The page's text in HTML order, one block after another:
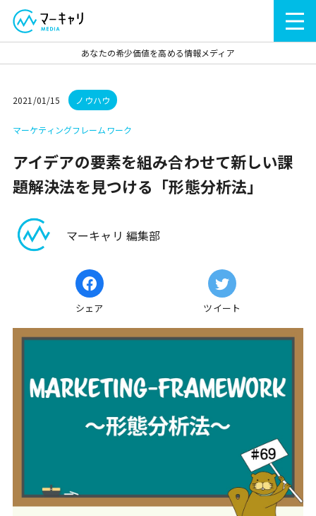
あなたの希少価値を高める情報メディア
2021/01/15 ノウハウ
マーケティングフレームワーク
アイデアの要素を組み合わせて新しい課
題解決法を見つける「形態分析法」
マーキャリ 編集部
シェア ツイート